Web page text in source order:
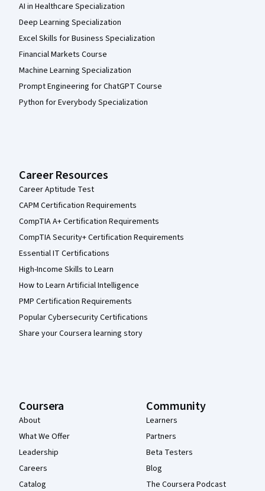
AI in Healthcare Specialization
Deep Learning Specialization
Excel Skills for Business Specialization
Financial Markets Course
Machine Learning Specialization
Prompt Engineering for ChatGPT Course
Python for Everybody Specialization
Career Resources
Career Aptitude Test
CAPM Certification Requirements
CompTIA A+ Certification Requirements
CompTIA Security+ Certification Requirements
Essential IT Certifications
High-Income Skills to Learn
How to Learn Artificial Intelligence
PMP Certification Requirements
Popular Cybersecurity Certifications
Share your Coursera learning story
Coursera
About
What We Offer
Leadership
Careers
Catalog
Community
Learners
Partners
Beta Testers
Blog
The Coursera Podcast